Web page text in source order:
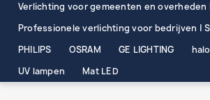
Verlichting voor gemeenten en overheden
Professionele verlichting voor bedrijven |
PHILIPS
OSRAM GE LIGHTING
UV lampen
Mat LED